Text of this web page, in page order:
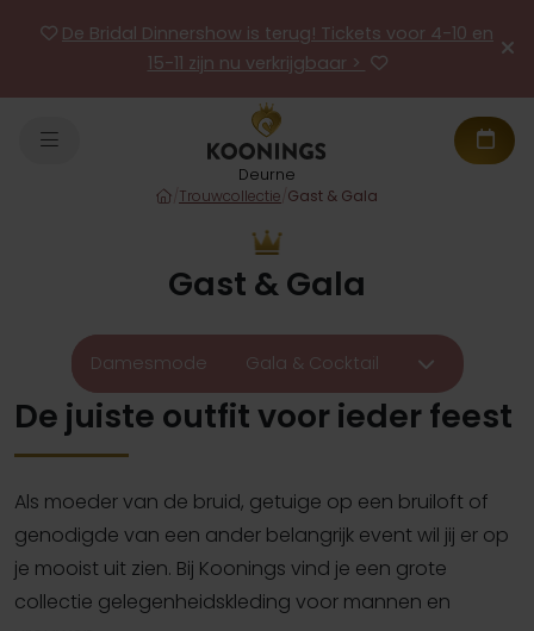
De Bridal Dinnershow is terug! Tickets voor 4-10 en
15-11 zijn nu verkrijgbaar >
Deurne
Trouwcollectie Gast & Gala
Gast & Gala
Damesmode Gala & Cocktail
De juiste outfit voor ieder feest
Als moeder van de bruid, getuige op een bruiloft of
genodigde van een ander belangrijk event wil jij er op
je mooist uit zien. Bij Koonings vind je een grote
collectie gelegenheidskleding voor mannen en